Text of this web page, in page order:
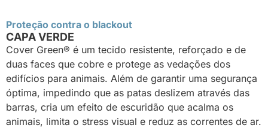
Proteção contra o blackout
CAPA VERDE
Cover Green® é um tecido resistente, reforçado e de
duas faces que cobre e protege as vedações dos
edifícios para animais. Além de garantir uma segurança
óptima, impedindo que as patas deslizem através das
barras, cria um efeito de escuridão que acalma os
animais, limita o stress visual e reduz as correntes de ar.